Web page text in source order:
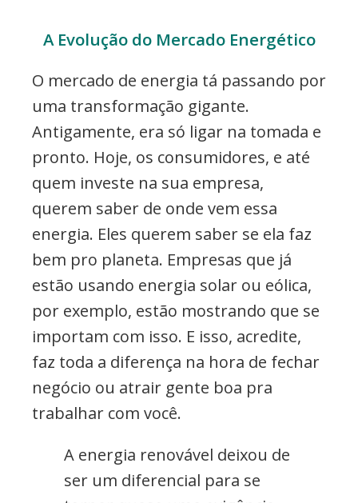
A Evolução do Mercado Energético
O mercado de energia tá passando por
uma transformação gigante.
Antigamente, era só ligar na tomada e
pronto. Hoje, os consumidores, e até
quem investe na sua empresa,
querem saber de onde vem essa
energia. Eles querem saber se ela faz
bem pro planeta. Empresas que já
estão usando energia solar ou eólica,
por exemplo, estão mostrando que se
importam com isso. E isso, acredite,
faz toda a diferença na hora de fechar
negócio ou atrair gente boa pra
trabalhar com você.
A energia renovável deixou de
ser um diferencial para se